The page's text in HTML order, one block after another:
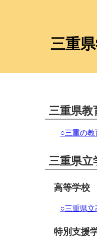
三重
三重県教
○三重の教
三重県立
高等学校
○三重県立
特別支援